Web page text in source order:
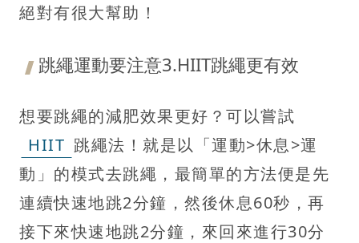
絕對有很大幫助！
跳繩運動要注意3.HIIT跳繩更有效
想要跳繩的減肥效果更好？可以嘗試
HIIT 跳繩法！就是以「運動>休息>運
動」的模式去跳繩，最簡單的方法便是先
連續快速地跳2分鐘，然後休息60秒，再
接下來快速地跳2分鐘，來回來進行30分